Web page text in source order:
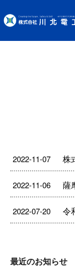
2022-11-07 株
2022-11-06 薩
2022-07-20 令和
最近のお知らせ